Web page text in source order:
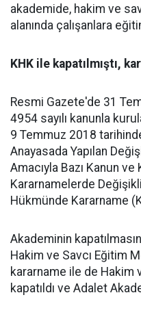
akademide, hakim ve
alanında çalışanlara
KHK ile kapatılmıştı,
Resmi Gazete'de 31
4954 sayılı kanunla
9 Temmuz 2018
Anayasada Yapılan
Amacıyla Bazı Kanun
Kararnamelerde
Hükmünde Kararname
Akademinin
Hakim ve Savcı Eğitim
kararname ile de Hakim
kapatıldı ve Adalet